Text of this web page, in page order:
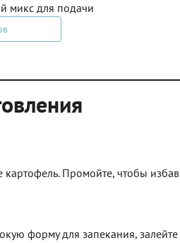
микс для подачи
картофель. Промойте, чтобы
форму для запекания,